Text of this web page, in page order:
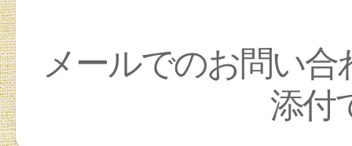
メールでのお問い
添付